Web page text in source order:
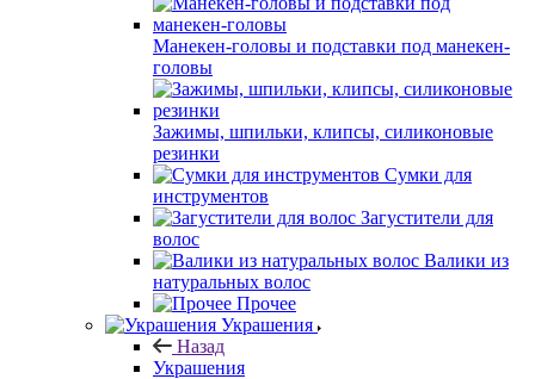
Манекен-головы и подставки под манекен-
головы
Зажимы, шпильки, клипсы, силиконовые
резинки
Сумки для
инструментов
Загустители для
волос
Валики из
натуральных волос
Прочее
Украшения
Назад
Украшения